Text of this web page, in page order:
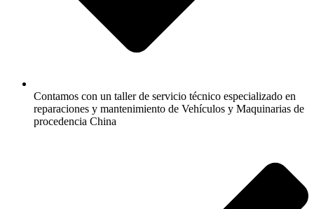
Contamos con un taller de servicio técnico especializado en
reparaciones y mantenimiento de Vehículos y Maquinarias de
procedencia China